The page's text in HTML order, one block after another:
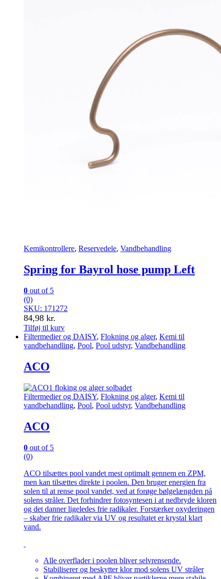
Kemikontrollere, Reservedele, Vandbehandling
Spring for Bayrol hose pump Left
0 out of 5
(0)
SKU: 171272
84,98 kr.
Tilføj til kurv
Filtermedier og DAISY, Flokning og alger, Kemi til
vandbehandling, Pool, Pool udstyr, Vandbehandling
ACO
Filtermedier og DAISY, Flokning og alger, Kemi til
vandbehandling, Pool, Pool udstyr, Vandbehandling
ACO
0 out of 5
(0)
ACO tilsættes pool vandet mest optimalt gennem en ZPM,
men kan tilsættes direkte i poolen. Den bruger energien fra
solen til at rense pool vandet, ved at forøge bølgelængden på
solens stråler. Det forhindrer fotosyntesen i at nedbryde kloren
og det danner ligeledes frie radikaler. Forstærker oxyderingen
– skaber frie radikaler via UV og resultatet er krystal klart
vand.
Alle overflader i poolen bliver selvrensende.
Stabiliserer og beskytter klor mod solens UV stråler